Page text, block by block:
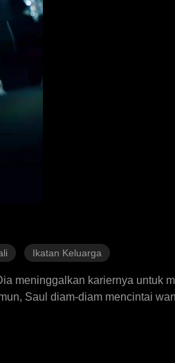
Ikatan Keluarga
meninggalkan kariernya untuk
Saul diam-diam mencintai
menjadi kekuatan untuk